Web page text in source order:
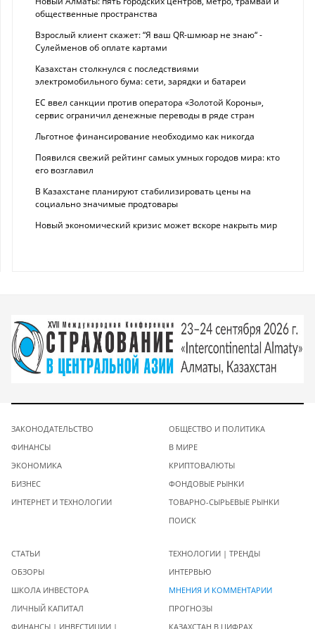
общественные пространства
Взрослый клиент скажет: “Я ваш QR-шмюар не знаю“ -
Сулейменов об оплате картами
Казахстан столкнулся с последствиями
электромобильного бума: сети, зарядки и батареи
ЕС ввел санкции против оператора «Золотой Короны»,
сервис ограничил денежные переводы в ряде стран
Льготное финансирование необходимо как никогда
Появился свежий рейтинг самых умных городов мира: кто
его возглавил
В Казахстане планируют стабилизировать цены на
социально значимые продтовары
Новый экономический кризис может вскоре накрыть мир
ЗАКОНОДАТЕЛЬСТВО
ФИНАНСЫ
ЭКОНОМИКА
БИЗНЕС
ИНТЕРНЕТ И ТЕХНОЛОГИИ
ОБЩЕСТВО И ПОЛИТИКА
В МИРЕ
КРИПТОВАЛЮТЫ
ФОНДОВЫЕ РЫНКИ
ТОВАРНО-СЫРЬЕВЫЕ РЫНКИ
ПОИСК
СТАТЬИ
ОБЗОРЫ
ШКОЛА ИНВЕСТОРА
ЛИЧНЫЙ КАПИТАЛ
ФИНАНСЫ | ИНВЕСТИЦИИ |
ТЕХНОЛОГИИ | ТРЕНДЫ
ИНТЕРВЬЮ
МНЕНИЯ И КОММЕНТАРИИ
ПРОГНОЗЫ
КАЗАХСТАН В ЦИФРАХ